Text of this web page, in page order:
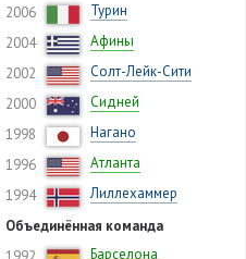
2006
Турин
2004
Афины
2002
Солт-Лейк-Сити
2000
Сидней
1998
Нагано
1996
Атланта
1994
Лиллехаммер
Объединённая команда
Барселона